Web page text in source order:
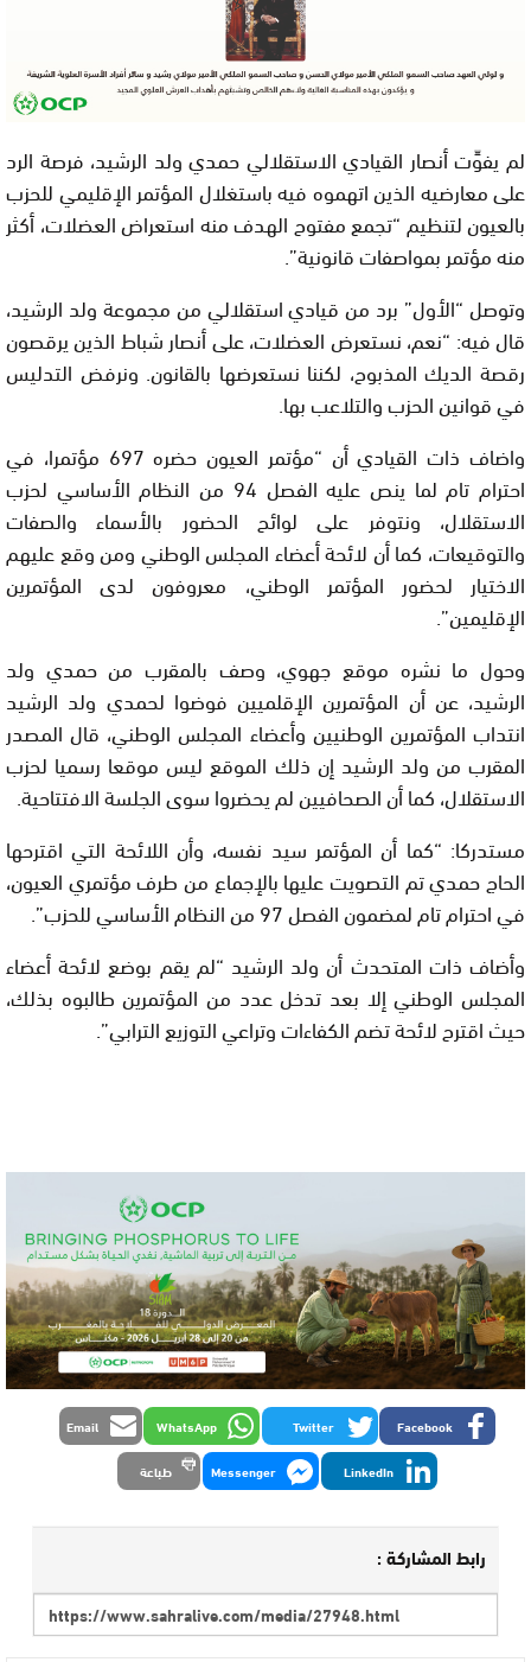
لم يفوِّت أنصار القيادي الاستقلالي حمدي ولد الرشيد، فرصة الرد
على معارضيه الذين اتهموه فيه باستغلال المؤتمر الإقليمي للحزب
بالعيون لتنظيم “تجمع مفتوح الهدف منه استعراض العضلات، أكثر
منه مؤتمر بمواصفات قانونية”.
وتوصل “الأول” برد من قيادي استقلالي من مجموعة ولد الرشيد،
قال فيه: “نعم، نستعرض العضلات، على أنصار شباط الذين يرقصون
رقصة الديك المذبوح، لكننا نستعرضها بالقانون. ونرفض التدليس
في قوانين الحزب والتلاعب بها.
واضاف ذات القيادي أن “مؤتمر العيون حضره 697 مؤتمرا، في
احترام تام لما ينص عليه الفصل 94 من النظام الأساسي لحزب
الاستقلال، ونتوفر على لوائح الحضور بالأسماء والصفات
والتوقيعات، كما أن لائحة أعضاء المجلس الوطني ومن وقع عليهم
الاختيار لحضور المؤتمر الوطني، معروفون لدى المؤتمرين
الإقليمين”.
وحول ما نشره موقع جهوي، وصف بالمقرب من حمدي ولد
الرشيد، عن أن المؤتمرين الإقلميين فوضوا لحمدي ولد الرشيد
انتداب المؤتمرين الوطنيين وأعضاء المجلس الوطني، قال المصدر
المقرب من ولد الرشيد إن ذلك الموقع ليس موقعا رسميا لحزب
الاستقلال، كما أن الصحافيين لم يحضروا سوى الجلسة الافتتاحية.
مستدركا: “كما أن المؤتمر سيد نفسه، وأن اللائحة التي اقترحها
الحاج حمدي تم التصويت عليها بالإجماع من طرف مؤتمري العيون،
في احترام تام لمضمون الفصل 97 من النظام الأساسي للحزب”.
وأضاف ذات المتحدث أن ولد الرشيد “لم يقم بوضع لائحة أعضاء
المجلس الوطني إلا بعد تدخل عدد من المؤتمرين طالبوه بذلك،
حيث اقترح لائحة تضم الكفاءات وتراعي التوزيع الترابي”.
Facebook
Twitter
WhatsApp
Email
LinkedIn
Messenger طباعة
رابط المشاركة :